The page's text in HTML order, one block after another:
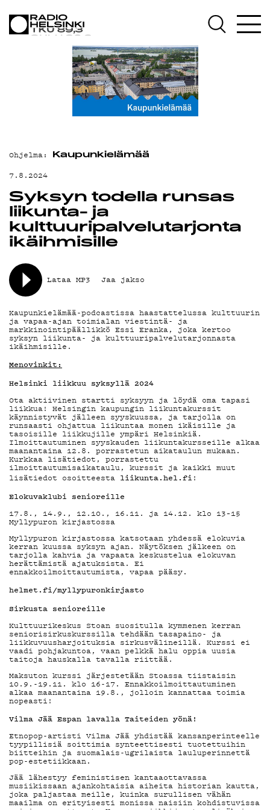
OHJELMAT
TEKIJÄT
ON-DEMAND
PODCAST
MAINOSTA
G LIVELAB
YSTÄVÄKLUBI
TIETOSUOJA
Ohjelma: Kaupunkielämää
7.8.2024
Syksyn todella runsas
liikunta- ja
kulttuuripalvelutarjonta
ikäihmisille
Lataa MP3 Jaa jakso
Kaupunkielämää-podcastissa haastattelussa kulttuurin
ja vapaa-ajan toimialan viestintä- ja
markkinointipäällikkö Essi Eranka, joka kertoo
syksyn liikunta- ja kulttuuripalvelutarjonnasta
ikäihmisille.
Menovinkit:
Helsinki liikkuu syksyllä 2024
Ota aktiivinen startti syksyyn ja löydä oma tapasi
liikkua! Helsingin kaupungin liikuntakurssit
käynnistyvät jälleen syyskuussa, ja tarjolla on
runsaasti ohjattua liikuntaa monen ikäisille ja
tasoisille liikkujille ympäri Helsinkiä.
Ilmoittautuminen syyskauden liikuntakursseille alkaa
maanantaina 12.8. porrastetun aikataulun mukaan.
Kurkkaa lisätiedot, porrastettu
ilmoittautumisaikataulu, kurssit ja kaikki muut
lisätiedot osoitteesta liikunta.hel.fi !
Elokuvaklubi senioreille
17.8., 14.9., 12.10., 16.11. ja 14.12. klo 13–15
Myllypuron kirjastossa
Myllypuron kirjastossa katsotaan yhdessä elokuvia
kerran kuussa syksyn ajan. Näytöksen jälkeen on
tarjolla kahvia ja vapaata keskustelua elokuvan
herättämistä ajatuksista. Ei
ennakkoilmoittautumista, vapaa pääsy.
helmet.fi/myllypuronkirjasto
Sirkusta senioreille
Kulttuurikeskus Stoan suositulla kymmenen kerran
seniorisirkuskurssilla tehdään tasapaino- ja
liikkuvuusharjoituksia sirkusvälineillä. Kurssi ei
vaadi pohjakuntoa, vaan pelkkä halu oppia uusia
taitoja hauskalla tavalla riittää.
Maksuton kurssi järjestetään Stoassa tiistaisin
10.9.-19.11. klo 16-17. Ennakkoilmoittautuminen
alkaa maanantaina 19.8., jolloin kannattaa toimia
nopeasti!
Vilma Jää Espan lavalla Taiteiden yönä!
Etnopop-artisti Vilma Jää yhdistää kansanperinteelle
tyypillisiä soittimia synteettisesti tuotettuihin
biitteihin ja suomalais-ugrilaista lauluperinnettä
pop-estetiikkaan.
Jää lähestyy feministisen kantaaottavassa
musiikissaan ajankohtaisia aiheita historian kautta,
joka paljastaa meille, kuinka surullisen vähän
maailma on erityisesti monissa naisiin kohdistuvissa